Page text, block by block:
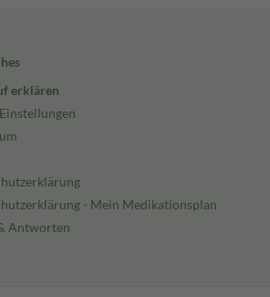
erklären
- Mein Medikationsplan
Antworten